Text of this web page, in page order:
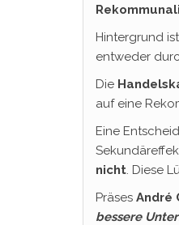
Hintergrund
entweder
Die
auf eine
Eine
nicht. Diese
Präses André
bessere